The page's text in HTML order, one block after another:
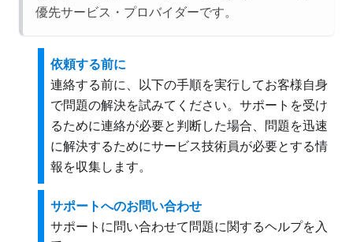
優先サービス・プロバイダーです。
依頼する前に
連絡する前に、以下の手順を実行してお客様自身
で問題の解決を試みてください。サポートを受け
るために連絡が必要と判断した場合、問題を迅速
に解決するためにサービス技術員が必要とする情
報を収集します。
サポートへのお問い合わせ
サポートに問い合わせて問題に関するヘルプを入